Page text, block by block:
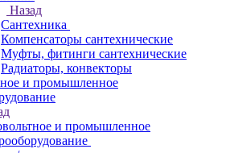
Назад
Сантехника
Компенсаторы сантехнические
Муфты, фитинги сантехнические
Радиаторы, конвекторы
и промышленное
и промышленное